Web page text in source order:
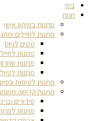
בית
חנות
מתנות במיתוג אישי
מתנות לחיילים
סטים לגיוס
מתנות
מתנות
מתנות
מתנות לטיסות
מתנות קדושה
סידורים
מתנות